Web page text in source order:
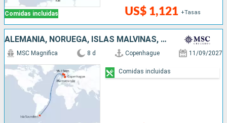
Comidas incluidas US$ 1,121 +Tasas
ALEMANIA, NORUEGA, ISLAS MALVINAS, DINAMARCA
MSC Magnifica 8 d Copenhague 11/09/2027
Comidas incluidas